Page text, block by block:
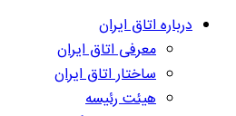
درباره اتاق ایران
معرفی اتاق ایران
ساختار اتاق ایران
هیئت رئیسه